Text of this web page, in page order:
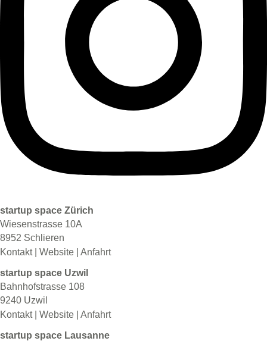
startup space Zürich
Wiesenstrasse 10A
8952 Schlieren
Kontakt| Website Anfahrt
startup space Uzwil
Bahnhofstrasse 108
9240 Uzwil
Kontakt| Website Anfahrt
startup space Lausanne